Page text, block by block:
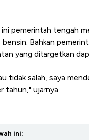
pemerintah tengah
Bahkan
yang ditargetkan
tidak salah, saya
tahun," ujarnya.
ini: